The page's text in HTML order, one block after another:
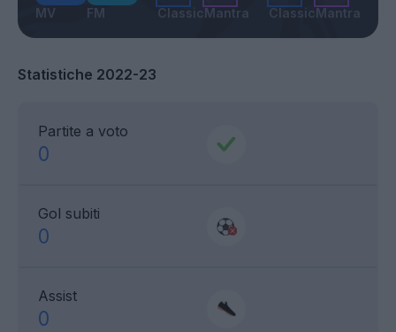
MV FM ClassicMantra ClassicMantra
Statistiche 2022-23
Partite a voto
0
Gol subiti
0
Assist
0